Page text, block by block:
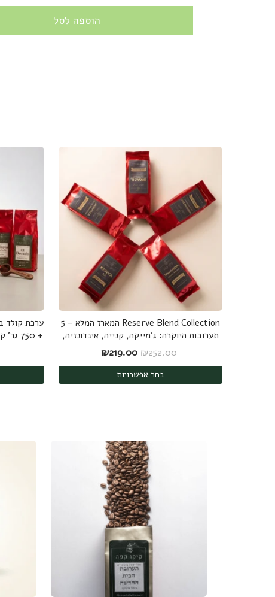
הוספה לסל
Reserve Blend Collection המארז המלא - 5
תערובות היוקרה: ג'מייקה, קנייה, אינדונזיה,
ברזיל ורואנדה - 1.25 ק"ג
₪252.00 המחיר המקורי היה: ₪252.00.
₪219.00 המחיר הנוכחי הוא: ₪219.00.
בחר אפשרויות
+ 750 גר' קפה ערביקה מובחר - משלוח חינם